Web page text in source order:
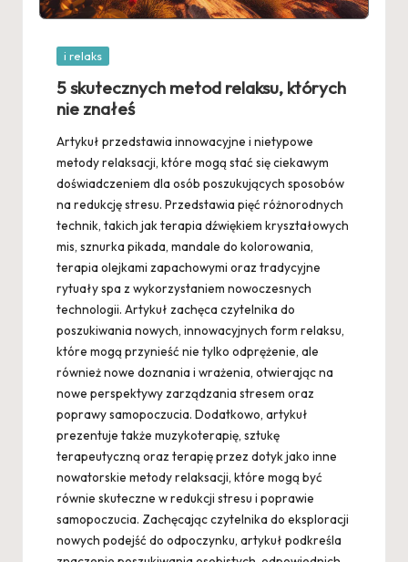
Posted
i relaks
5 skutecznych metod relaksu, których
nie znałeś
Artykuł przedstawia innowacyjne i nietypowe
metody relaksacji, które mogą stać się ciekawym
doświadczeniem dla osób poszukujących sposobów
na redukcję stresu. Przedstawia pięć różnorodnych
technik, takich jak terapia dźwiękiem kryształowych
mis, sznurka pikada, mandale do kolorowania,
terapia olejkami zapachowymi oraz tradycyjne
rytuały spa z wykorzystaniem nowoczesnych
technologii. Artykuł zachęca czytelnika do
poszukiwania nowych, innowacyjnych form relaksu,
które mogą przynieść nie tylko odprężenie, ale
również nowe doznania i wrażenia, otwierając na
nowe perspektywy zarządzania stresem oraz
poprawy samopoczucia. Dodatkowo, artykuł
prezentuje także muzykoterapię, sztukę
terapeutyczną oraz terapię przez dotyk jako inne
nowatorskie metody relaksacji, które mogą być
równie skuteczne w redukcji stresu i poprawie
samopoczucia. Zachęcając czytelnika do eksploracji
nowych podejść do odpoczynku, artykuł podkreśla